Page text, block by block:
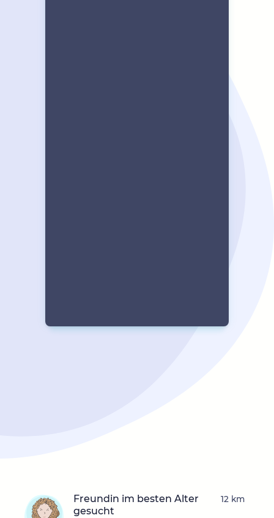
Freundin im besten Alter
gesucht
12 km